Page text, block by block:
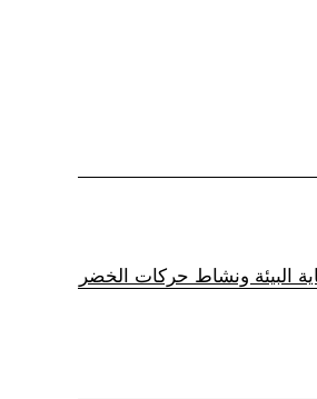
البيئة ونشاط حركات الخضر